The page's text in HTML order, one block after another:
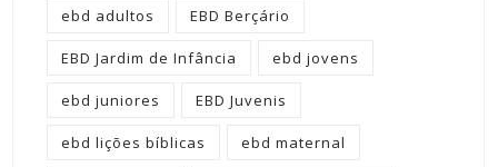
ebd adultos EBD Berçário
EBD Jardim de Infância ebd jovens
ebd juniores EBD Juvenis
ebd lições bíblicas ebd maternal